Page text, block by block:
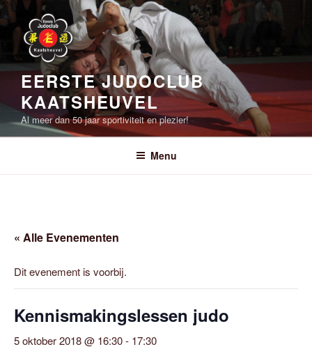
Ga
naar
inhoud
EERSTE JUDOCLUB
KAATSHEUVEL
Al meer dan 50 jaar sportiviteit en plezier!
Menu
« Alle Evenementen
Dit evenement is voorbij.
Kennismakingslessen judo
5 oktober 2018 @ 16:30- 17:30